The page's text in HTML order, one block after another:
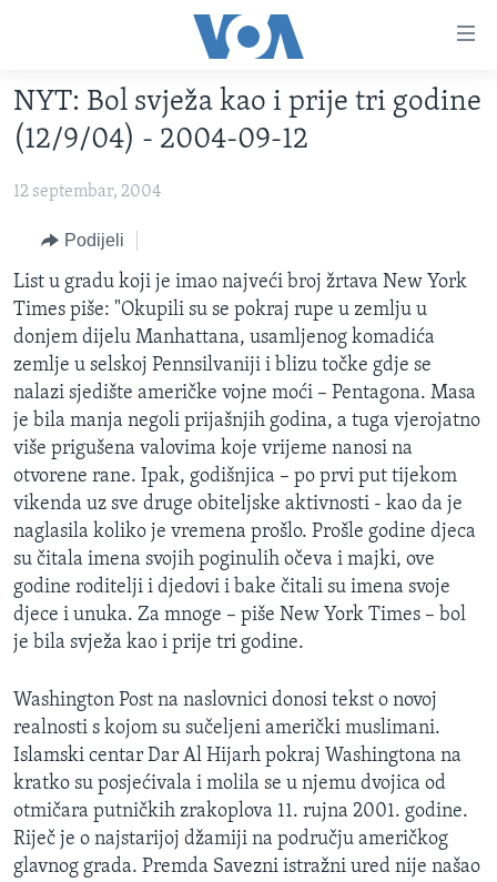
glavni
sadržaj
Pređi
na
navigaciju
Idi
na
pretragu
TV PROGRAM
VIDEO
FOTOGRAFIJE DANA
VIJESTI
SJEDINJENE AMERIČKE DRŽAVE
BOSNA I HERCEGOVINA
SVIJET
NAUKA I TEHNOLOGIJA
SPECIJALNI PROJEKTI
KORUPCIJA
SLOBODA MEDIJA
ŽENSKA STRANA
IZBJEGLIČKA STRANA
MAGAZIN
O GLASU AMERIKE
Learning English
Jezici
NYT: Bol svježa kao i prije tri godine
(12/9/04) - 2004-09-12
12 septembar, 2004
Podijeli
List u gradu koji je imao najveći broj žrtava New York
Times piše: "Okupili su se pokraj rupe u zemlju u
donjem dijelu Manhattana, usamljenog komadića
zemlje u selskoj Pennsilvaniji i blizu točke gdje se
nalazi sjedište američke vojne moći – Pentagona. Masa
je bila manja negoli prijašnjih godina, a tuga vjerojatno
više prigušena valovima koje vrijeme nanosi na
otvorene rane. Ipak, godišnjica – po prvi put tijekom
vikenda uz sve druge obiteljske aktivnosti - kao da je
naglasila koliko je vremena prošlo. Prošle godine djeca
su čitala imena svojih poginulih očeva i majki, ove
godine roditelji i djedovi i bake čitali su imena svoje
djece i unuka. Za mnoge – piše New York Times – bol
je bila svježa kao i prije tri godine.
Washington Post na naslovnici donosi tekst o novoj
realnosti s kojom su sučeljeni američki muslimani.
Islamski centar Dar Al Hijarh pokraj Washingtona na
kratko su posjećivala i molila se u njemu dvojica od
otmičara putničkih zrakoplova 11. rujna 2001. godine.
Riječ je o najstarijoj džamiji na području američkog
glavnog grada. Premda Savezni istražni ured nije našao